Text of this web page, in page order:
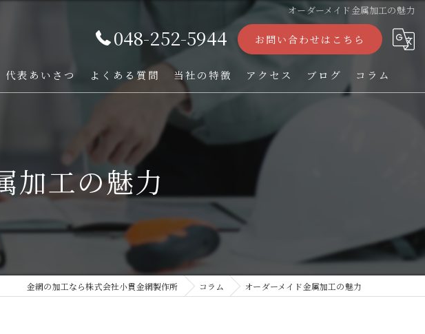
オーダーメイド金属加工の魅力
048-252-5944 お問い合わせはこちら
代表あいさつ よくある質問 当社の特徴
ストレーナー
オーダー
TIG溶接
アクセス ブログ コラム
加工の魅力
金網の加工なら株式会社小貫金網製作所 コラム オーダーメイド金属加工の魅力